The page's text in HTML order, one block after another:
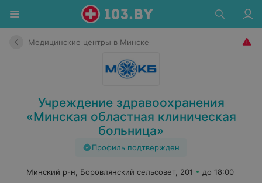
Медицинские центры в Минске
Учреждение здравоохранения
«Минская областная клиническая
больница»
Профиль подтвержден
Минский р-н, Боровлянский сельсовет, 201
до 18:00